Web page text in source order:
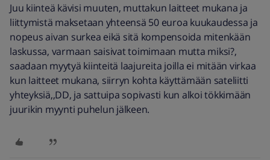
Juu kiinteä kävisi muuten, muttakun laitteet mukana ja
liittymistä maksetaan yhteensä 50 euroa kuukaudessa ja
nopeus aivan surkea eikä sitä kompensoida mitenkään
laskussa, varmaan saisivat toimimaan mutta miksi?,
saadaan myytyä kiinteitä laajureita joilla ei mitään virkaa
kun laitteet mukana, siirryn kohta käyttämään sateliitti
yhteyksiä,,DD, ja sattuipa sopivasti kun alkoi tökkimään
juurikin myynti puhelun jälkeen.